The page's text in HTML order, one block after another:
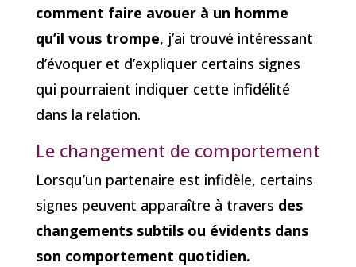
comment faire avouer à un homme
qu’il vous trompe, j’ai trouvé intéressant
d’évoquer et d’expliquer certains signes
qui pourraient indiquer cette infidélité
dans la relation.
Le changement de comportement
Lorsqu’un partenaire est infidèle, certains
signes peuvent apparaître à travers des
changements subtils ou évidents dans
son comportement quotidien.